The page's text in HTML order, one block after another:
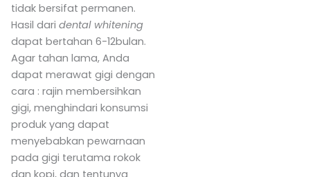
tidak bersifat permanen.
Hasil dari dental whitening
dapat bertahan 6-12bulan.
Agar tahan lama, Anda
dapat merawat gigi dengan
cara : rajin membersihkan
gigi, menghindari konsumsi
produk yang dapat
menyebabkan pewarnaan
pada gigi terutama rokok
dan kopi, dan tentunya